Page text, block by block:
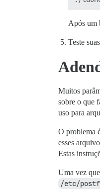
Após um
Teste
Muitos
sobre o que
uso para
O problema
esses
Estas
Uma vez
/etc/